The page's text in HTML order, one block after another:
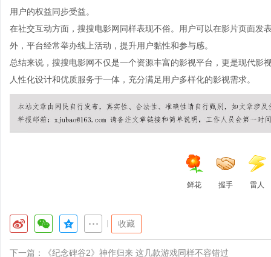
用户的权益同步受益。
在社交互动方面，搜搜电影网同样表现不俗。用户可以在影片页面发
外，平台经常举办线上活动，提升用户黏性和参与感。
总结来说，搜搜电影网不仅是一个资源丰富的影视平台，更是现代
人性化设计和优质服务于一体，充分满足用户多样化的影视需求。
鲜花 握手 雷人
收藏
下一篇： 《纪念碑谷2》神作归来 这几款游戏同样不容错过